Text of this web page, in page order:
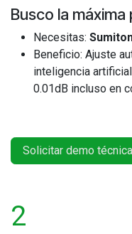
Busco la
Necesitas:
Beneficio: Ajuste
inteligencia
0.01dB incluso en
Solicitar demo técnica
2